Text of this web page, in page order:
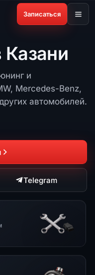
Записаться
Казани
и
Mercedes-Benz,
автомобилей.
Telegram